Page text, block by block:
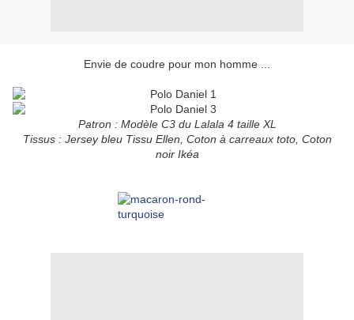
Envie de coudre pour mon homme ...
Patron : Modèle C3 du Lalala 4 taille XL
Tissus : Jersey bleu Tissu Ellen, Coton à carreaux toto, Coton
noir Ikéa